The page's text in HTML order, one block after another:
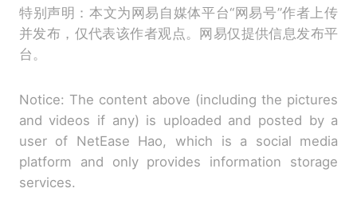
特别声明：本文为网易自媒体平台“网易号”作者上传
并发布，仅代表该作者观点。网易仅提供信息发布平
台。
Notice: The content above (including the pictures
and videos if any) is uploaded and posted by a
user of NetEase Hao, which is a social media
platform and only provides information storage
services.